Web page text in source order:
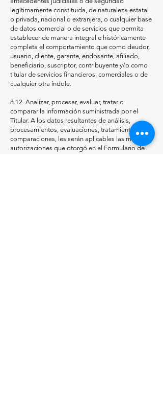
legítimamente constituida, de naturaleza estatal
o privada, nacional o extranjera, o cualquier base
de datos comercial o de servicios que permita
establecer de manera integral e históricamente
completa el comportamiento que como deudor,
usuario, cliente, garante, endosante, afiliado,
beneficiario, suscriptor, contribuyente y/o como
titular de servicios financieros, comerciales o de
cualquier otra índole.
8.12. Analizar, procesar, evaluar, tratar o
comparar la información suministrada por el
Titular. A los datos resultantes de análisis,
procesamientos, evaluaciones, tratamientos y
comparaciones, les serán aplicables las mismas
autorizaciones que otorgó en el Formulario de